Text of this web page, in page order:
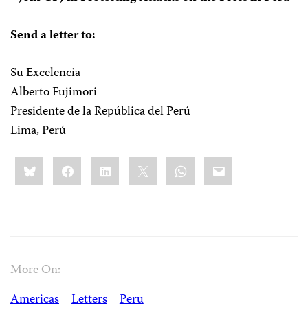
Send a letter to:
Su Excelencia
Alberto Fujimori
Presidente de la República del Perú
Lima, Perú
Share
this:BlueskyFacebookLinkedIn WhatsApp
Email
More On:
Americas
Letters
Peru